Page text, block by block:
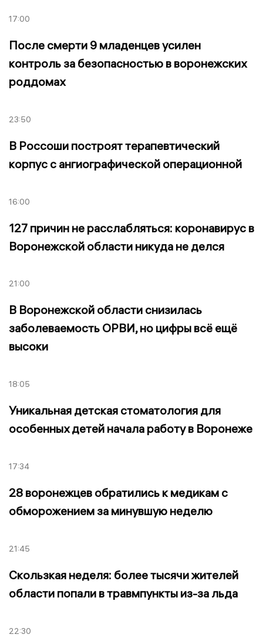
17:00
После смерти 9 младенцев усилен
контроль за безопасностью в воронежских
роддомах
23:50
В Россоши построят терапевтический
корпус с ангиографической операционной
16:00
127 причин не расслабляться: коронавирус в
Воронежской области никуда не делся
21:00
В Воронежской области снизилась
заболеваемость ОРВИ, но цифры всё ещё
высоки
18:05
Уникальная детская стоматология для
особенных детей начала работу в Воронеже
17:34
28 воронежцев обратились к медикам с
обморожением за минувшую неделю
21:45
Скользкая неделя: более тысячи жителей
области попали в травмпункты из-за льда
22:30